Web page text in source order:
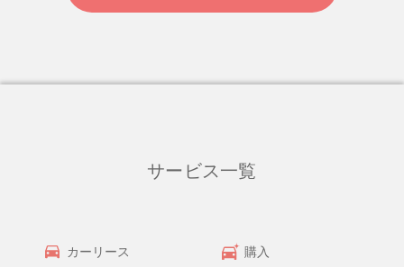
サービス一覧
カーリース 購入